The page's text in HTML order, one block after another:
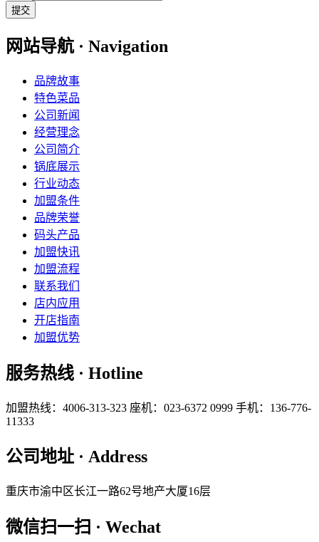
提交
网站导航 · Navigation
品牌故事
特色菜品
公司新闻
经营理念
公司简介
锅底展示
行业动态
加盟条件
品牌荣誉
码头产品
加盟快讯
加盟流程
联系我们
店内应用
开店指南
加盟优势
服务热线 · Hotline
加盟热线：4006-313-323 座机：023-6372 0999 手机：136-776-
11333
公司地址 · Address
重庆市渝中区长江一路62号地产大厦16层
微信扫一扫 · Wechat